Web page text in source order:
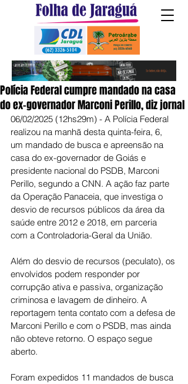
Polícia Federal cumpre mandado na casa
do ex-governador Marconi Perillo, diz jornal
06/02/2025 (12hs29m) - A Polícia Federal
realizou na manhã desta quinta-feira, 6,
um mandado de busca e apreensão na
casa do ex-governador de Goiás e
presidente nacional do PSDB, Marconi
Perillo, segundo a CNN. A ação faz parte
da Operação Panaceia, que investiga o
desvio de recursos públicos da área da
saúde entre 2012 e 2018, em parceria
com a Controladoria-Geral da União.
Além do desvio de recursos (peculato), os
envolvidos podem responder por
corrupção ativa e passiva, organização
criminosa e lavagem de dinheiro. A
reportagem tenta contato com a defesa de
Marconi Perillo e com o PSDB, mas ainda
não obteve retorno. O espaço segue
aberto.
Foram expedidos 11 mandados de busca